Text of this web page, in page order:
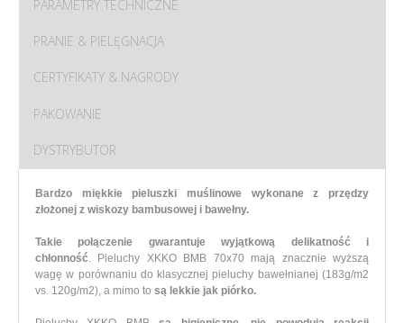
PARAMETRY TECHNICZNE
PRANIE & PIELĘGNACJA
CERTYFIKATY & NAGRODY
PAKOWANIE
DYSTRYBUTOR
Bardzo miękkie pieluszki muślinowe wykonane z przędzy
złożonej z wiskozy bambusowej i bawełny.
Takie połączenie gwarantuje wyjątkową delikatność i
chłonność.
Pieluchy XKKO BMB 70x70 mają znacznie wyższą
wagę w porównaniu do klasycznej pieluchy bawełnianej (183g/m2
vs. 120g/m2), a mimo to są lekkie jak piórko.